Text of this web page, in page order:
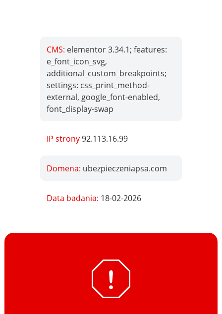
CMS: elementor 3.34.1; features:
e_font_icon_svg,
additional_custom_breakpoints;
settings: css_print_method-
external, google_font-enabled,
font_display-swap
IP strony92.113.16.99
Domena: ubezpieczeniapsa.com
Data badania: 18-02-2026